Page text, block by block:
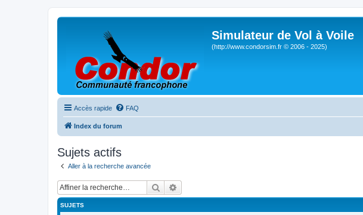
Simulateur de Vol à Voile
(http://www.condorsim.fr © 2006 - 2025)
Accès rapide FAQ
Index du forum
Sujets actifs
Aller à la recherche avancée
Rechercher
SUJETS